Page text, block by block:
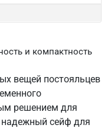
и компактность
вещей постояльцев
решением для
надежный сейф для